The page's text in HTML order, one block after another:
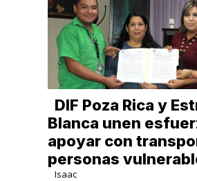
DIF Poza Rica y
Blanca unen
apoyar con
personas
Isaac